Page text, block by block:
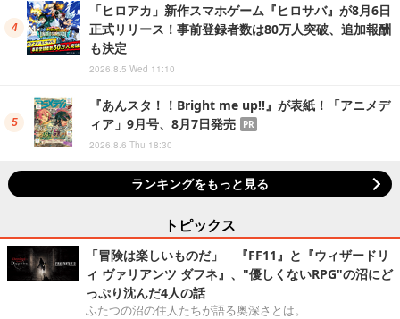
「ヒロアカ」新作スマホゲーム『ヒロサバ』が8月6日
正式リリース！事前登録者数は80万人突破、追加報酬
も決定
2026.8.5 Wed 11:10
『あんスタ！！Bright me up!!』が表紙！「アニメデ
ィア」9月号、8月7日発売
PR
2026.8.6 Thu 18:30
ランキングをもっと見る
トピックス
「冒険は楽しいものだ」 ─『FF11』と『ウィザードリ
ィ ヴァリアンツ ダフネ』、"優しくないRPG"の沼にど
っぷり沈んだ4人の話
ふたつの沼の住人たちが語る奥深さとは。